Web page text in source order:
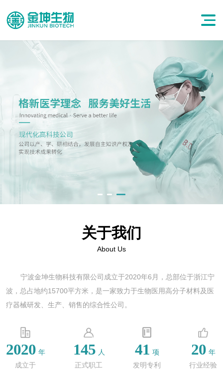
关于我们
About Us
宁波金坤生物科技有限公司成立于2020年6月，总部位于浙江宁
波，总占地约15700平方米，是一家致力于生物医用高分子材料及医
疗器械研发、生产、销售的综合性公司。
2020 年
成立于
145 人
正式职工
41 项
发明专利
20 年
行业经验